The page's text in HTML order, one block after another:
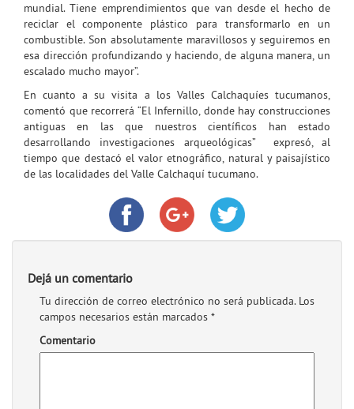
mundial. Tiene emprendimientos que van desde el hecho de
reciclar el componente plástico para transformarlo en un
combustible. Son absolutamente maravillosos y seguiremos en
esa dirección profundizando y haciendo, de alguna manera, un
escalado mucho mayor”.
En cuanto a su visita a los Valles Calchaquíes tucumanos,
comentó que recorrerá “El Infernillo, donde hay construcciones
antiguas en las que nuestros científicos han estado
desarrollando investigaciones arqueológicas” expresó, al
tiempo que destacó el valor etnográfico, natural y paisajístico
de las localidades del Valle Calchaquí tucumano.
Dejá un comentario
Tu dirección de correo electrónico no será publicada.Los
campos necesarios están marcados *
Comentario